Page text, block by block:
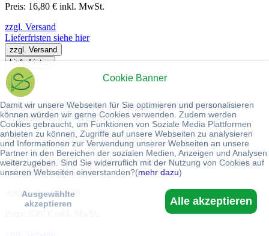
Cookie Banner
Damit wir unsere Webseiten für Sie optimieren und personalisieren
können würden wir gerne Cookies verwenden. Zudem werden
Cookies gebraucht, um Funktionen von Soziale Media Plattformen
anbieten zu können, Zugriffe auf unsere Webseiten zu analysieren
und Informationen zur Verwendung unserer Webseiten an unsere
Partner in den Bereichen der sozialen Medien, Anzeigen und Analysen
weiterzugeben. Sind Sie widerruflich mit der Nutzung von Cookies auf
unseren Webseiten einverstanden?(mehr dazu)
Alle akzeptieren
Ausgewählte
akzeptieren
Preis: 16,80 € inkl. MwSt.
zzgl. Versand
Lieferfristen siehe hier
zzgl. Versand
Lieferfristen
Kaufen
, unbekannt:: Transparenz-Telegramm 1990/91. 10000
Arzneimittel im Vergleich.
AVI Arzneimitel-Verlag, 1990. ISBN: 9783921687192
Paperback 1468 S. : Guter Zustand. Mit Besitzvermerk. Mit einigen
farb. Unterstreichungen.
Artikel-Nr.: 858940